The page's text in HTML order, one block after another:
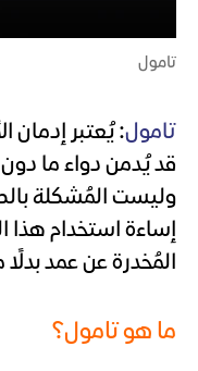
تامول
تامول: يُعتبر إدمان
قد يُدمن دواء ما
وليست المُشكلة
إساءة استخدام
المُخدرة عن عمد
ما هو تامول؟